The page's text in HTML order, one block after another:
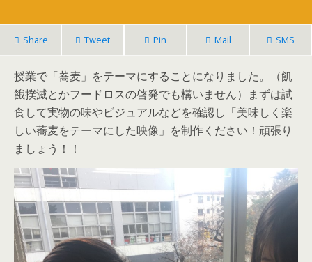
Share Tweet Pin Mail SMS
授業で「蕎麦」をテーマにすることになりました。（飢
餓撲滅とかフードロスの啓発でも構いません）まずは試
食して実物の味やビジュアルなどを確認し「美味しく楽
しい蕎麦をテーマにした映像」を制作ください！頑張り
ましょう！！